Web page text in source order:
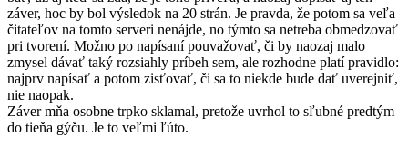
záver, hoc by bol výsledok na 20 strán. Je pravda, že potom sa veľa
čitateľov na tomto serveri nenájde, no týmto sa netreba obmedzovať
pri tvorení. Možno po napísaní pouvažovať, či by naozaj malo
zmysel dávať taký rozsiahly príbeh sem, ale rozhodne platí pravidlo:
najprv napísať a potom zisťovať, či sa to niekde bude dať uverejniť,
nie naopak.
Záver mňa osobne trpko sklamal, pretože uvrhol to sľubné predtým
do tieňa gýču. Je to veľmi ľúto.